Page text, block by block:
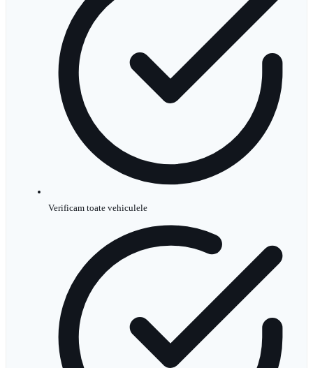
Verificam toate vehiculele